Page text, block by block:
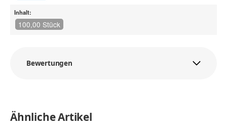
Inhalt:
100,00 Stück
Bewertungen
Ähnliche Artikel